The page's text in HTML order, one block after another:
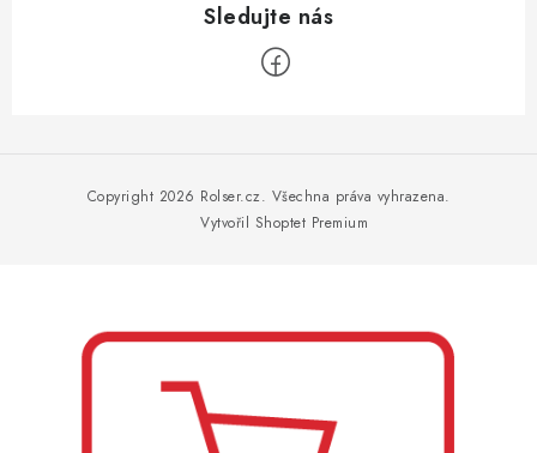
Vytvořil Shoptet Premium
Copyright 2026 Rolser.cz. Všechna práva vyhrazena.